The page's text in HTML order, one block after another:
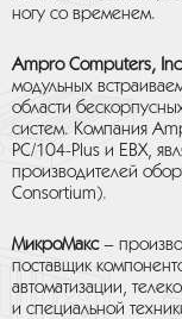
ногу со временем.
Ampro Computers,
модульных
области
систем. Компания
РС/104-Plus и EBX,
производителей
Consortium).
МикроМакс–
поставщик
автоматизации,
и специальной